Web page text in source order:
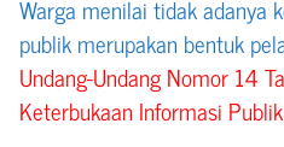
Warga menilai tidak adanya
publik merupakan bentuk
Undang-Undang Nomor 14
Keterbukaan Informasi